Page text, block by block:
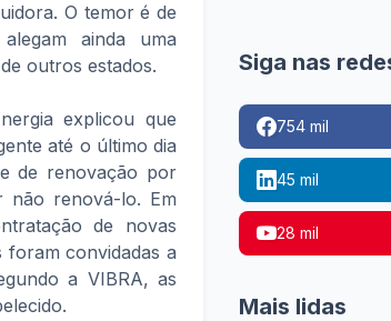
O temor é de
ainda uma
outros estados.
explicou que
até o último dia
de renovação por
não renová-lo. Em
de novas
foram convidadas a
a VIBRA, as
Siga nas
754 mil
45 mil
28 mil
Mais lidas